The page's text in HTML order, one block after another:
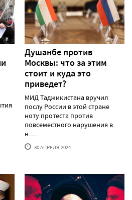
Душанбе против
Москвы: что за этим
стоит и куда это
приведет?
МИД Таджикистана вручил
послу России в этой стране
ноту протеста против
повсеместного нарушения в
н......
30 АПРЕЛЯ'2024